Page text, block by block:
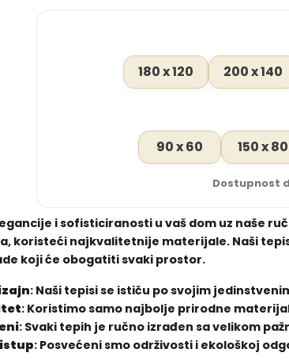
180 x 120
200 x 140
90 x 60
150 x 80
Dostupnost
i sofisticiranosti u vaš dom uz naše
koristeći najkvalitetnije materijale. Naši
koji će obogatiti svaki prostor.
: Naši tepisi se ističu po svojim
: Koristimo samo najbolje prirodne
: Svaki tepih je ručno izrađen sa velikom
: Posvećeni smo održivosti i ekološkoj